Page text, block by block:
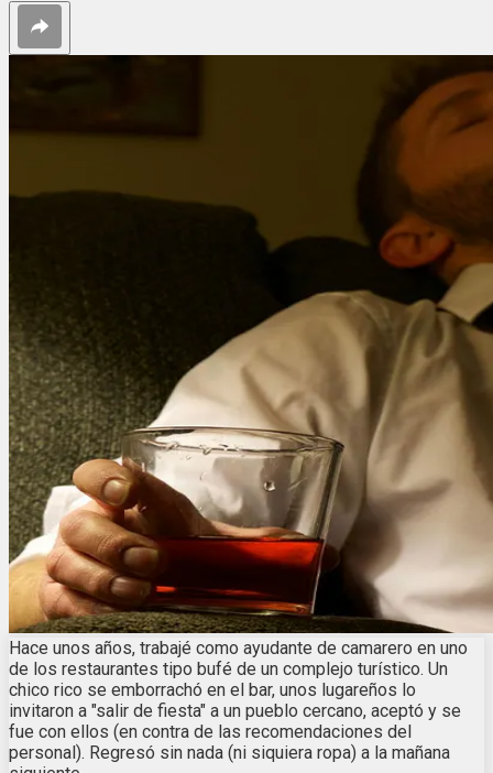
Hace unos años, trabajé como ayudante de camarero en uno
de los restaurantes tipo bufé de un complejo turístico. Un
chico rico se emborrachó en el bar, unos lugareños lo
invitaron a "salir de fiesta" a un pueblo cercano, aceptó y se
fue con ellos (en contra de las recomendaciones del
personal). Regresó sin nada (ni siquiera ropa) a la mañana